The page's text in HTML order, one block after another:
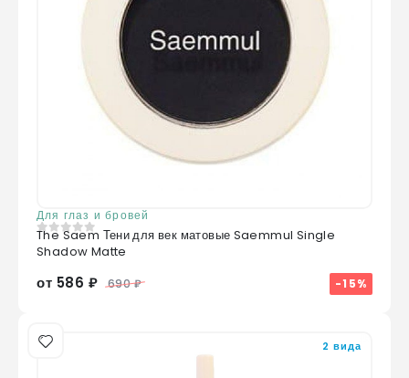
Для глаз и бровей
0из 5
The Saem Тени для век матовые Saemmul Single
Shadow Matte
от 586 ₽ 690 ₽ -15%
2 вида